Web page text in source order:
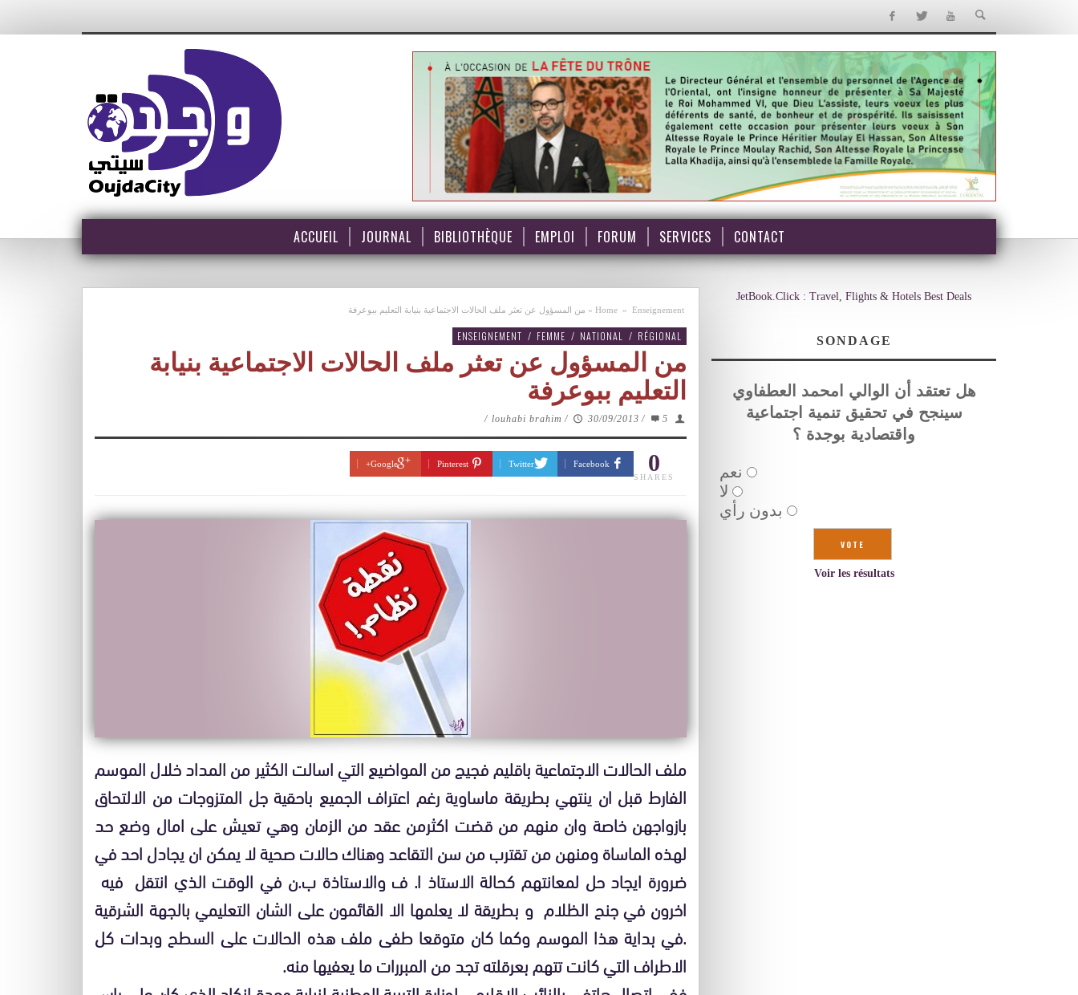
ACCUEIL JOURNAL BIBLIOTHÈQUE EMPLOI FORUM SERVICES CONTACT
Home » Enseignement
» من المسؤول عن تعثر ملف الحالات الاجتماعية بنيابة التعليم ببوعرفة
ENSEIGNEMENT / FEMME / NATIONAL / RÉGIONAL
من المسؤول عن تعثر ملف الحالات الاجتماعية بنيابة
التعليم ببوعرفة
louhabi brahim / 30/09/2013 / 5
/
0
SHARES
Facebook
Twitter
Pinterest
Google+
ملف الحالات الاجتماعية باقليم فجيج من المواضيع التي اسالت الكثير من المداد خلال الموسم
الفارط قبل ان ينتهي بطريقة ماساوية رغم اعتراف الجميع باحقية جل المتزوجات من الالتحاق
بازواجهن خاصة وان منهم من قضت اكثرمن عقد من الزمان وهي تعيش على امال وضع حد
لهذه الماساة ومنهن من تقترب من سن التقاعد وهناك حالات صحية لا يمكن ان يجادل احد في
ضرورة ايجاد حل لمعانتهم كحالة الاستاذ ا. ف والاستاذة ب.ن في الوقت الذي انتقل فيه
اخرون في جنح الظلام و بطريقة لا يعلمها الا القائمون على الشان التعليمي بالجهة الشرقية
.في بداية هذا الموسم وكما كان متوقعا طفى ملف هذه الحالات على السطح وبدات كل
الاطراف التي كانت تتهم بعرقلته تجد من المبررات ما يعفيها منه.
JetBook.Click : Travel, Flights & Hotels Best Deals
SONDAGE
هل تعتقد أن الوالي امحمد العطفاوي
سينجح في تحقيق تنمية اجتماعية
واقتصادية بوجدة ؟
نعم
لا
بدون رأي
Voir les résultats